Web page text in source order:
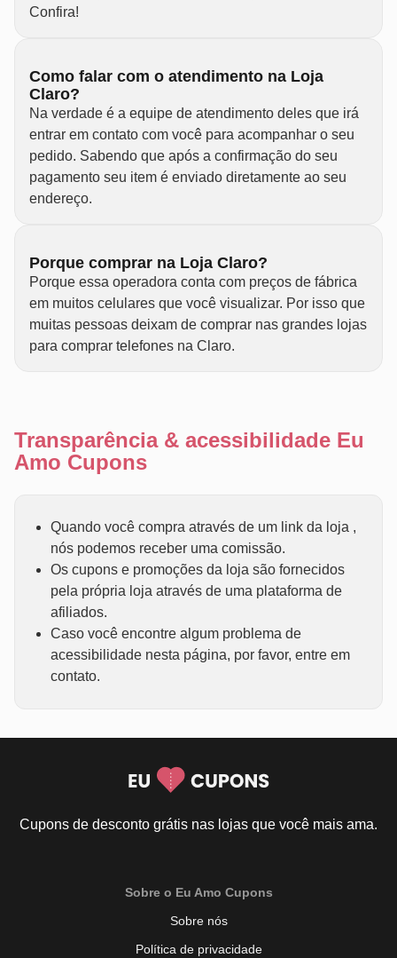
Confira!
Como falar com o atendimento na Loja
Claro?
Na verdade é a equipe de atendimento deles que irá
entrar em contato com você para acompanhar o seu
pedido. Sabendo que após a confirmação do seu
pagamento seu item é enviado diretamente ao seu
endereço.
Porque comprar na Loja Claro?
Porque essa operadora conta com preços de fábrica
em muitos celulares que você visualizar. Por isso que
muitas pessoas deixam de comprar nas grandes lojas
para comprar telefones na Claro.
Transparência & acessibilidade Eu
Amo Cupons
Quando você compra através de um link da loja ,
nós podemos receber uma comissão.
Os cupons e promoções da loja são fornecidos
pela própria loja através de uma plataforma de
afiliados.
Caso você encontre algum problema de
acessibilidade nesta página, por favor, entre em
contato.
Cupons de desconto grátis nas lojas que você mais ama.
Sobre o Eu Amo Cupons
Sobre nós
Política de privacidade